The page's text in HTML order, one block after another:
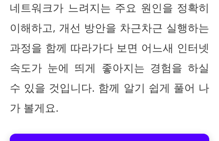
네트워크가 느려지는 주요 원인을 정확히
이해하고, 개선 방안을 차근차근 실행하는
과정을 함께 따라가다 보면 어느새 인터넷
속도가 눈에 띄게 좋아지는 경험을 하실
수 있을 것입니다. 함께 알기 쉽게 풀어 나
가 볼게요.